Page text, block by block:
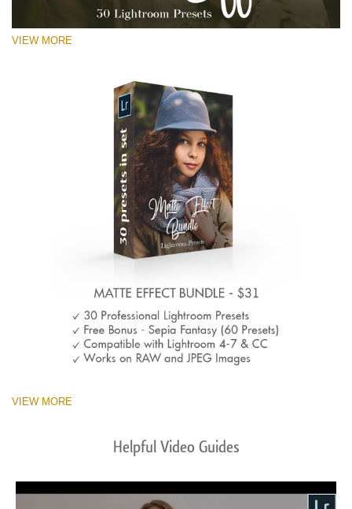
VIEW MORE
VIEW MORE
Helpful Video Guides